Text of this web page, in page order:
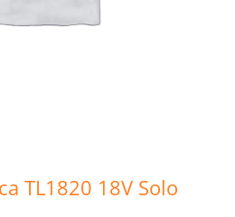
TL1820 18V Solo